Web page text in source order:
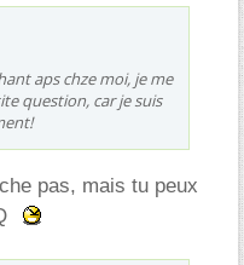
aps chze moi, je me
question, car je suis
pas, mais tu peux